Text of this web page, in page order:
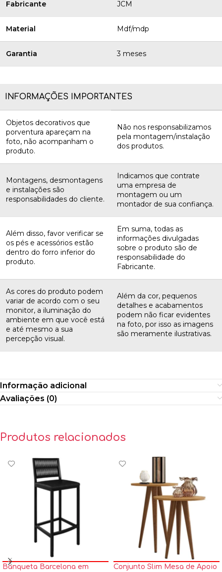
Fabricante JCM
Material Mdf/mdp
Garantia 3 meses
INFORMAÇÕES IMPORTANTES
Objetos decorativos que
porventura apareçam na
foto, não acompanham o
produto.
Não nos responsabilizamos
pela montagem/instalação
dos produtos.
Montagens, desmontagens
e instalações são
responsabilidades do cliente.
Indicamos que contrate
uma empresa de
montagem ou um
montador de sua confiança.
Além disso, favor verificar se
os pés e acessórios estão
dentro do forro inferior do
produto.
Em suma, todas as
informações divulgadas
sobre o produto são de
responsabilidade do
Fabricante.
As cores do produto podem
variar de acordo com o seu
monitor, a iluminação do
ambiente em que você está
e até mesmo a sua
percepção visual.
Além da cor, pequenos
detalhes e acabamentos
podem não ficar evidentes
na foto, por isso as imagens
são meramente ilustrativas.
Informação adicional
Avaliações (0)
Produtos relacionados
Banqueta Barcelona em
Conjunto Slim Mesa de Apoio